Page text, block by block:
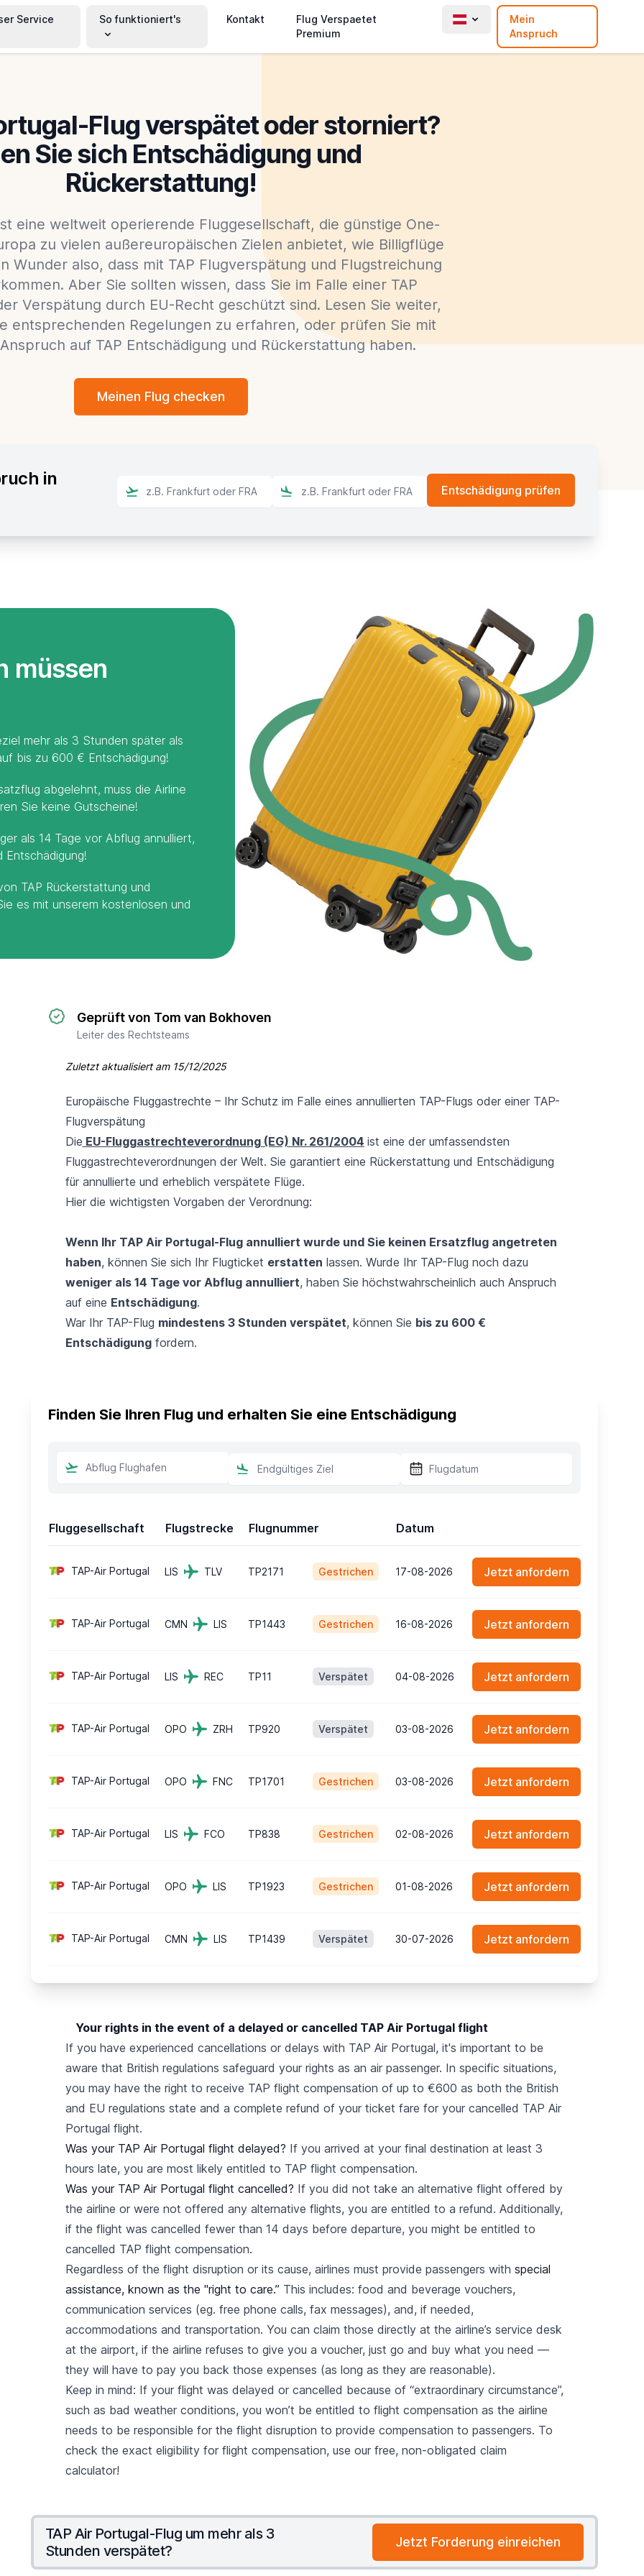
Service So funktioniert's Kontakt
Flug Verspaetet
Premium
Mein
Anspruch
Flug verspätet oder storniert?
Sie sich Entschädigung und
Rückerstattung!
eine weltweit operierende Fluggesellschaft, die günstige One-
zu vielen außereuropäischen Zielen anbietet, wie Billigflüge
Wunder also, dass mit TAP Flugverspätung und Flugstreichung
Aber Sie sollten wissen, dass Sie im Falle einer TAP
Verspätung durch EU-Recht geschützt sind. Lesen Sie weiter,
entsprechenden Regelungen zu erfahren, oder prüfen Sie mit
auf TAP Entschädigung und Rückerstattung haben.
Meinen Flug checken
in
müssen
mehr als 3 Stunden später als
bis zu 600 € Entschädigung!
abgelehnt, muss die Airline
Sie keine Gutscheine!
als 14 Tage vor Abflug annulliert,
TAP Rückerstattung und
es mit unserem kostenlosen und
Geprüft von Tom van Bokhoven
Leiter des Rechtsteams
Zuletzt aktualisiert am 15/12/2025
Europäische Fluggastrechte – Ihr Schutz im Falle eines annullierten TAP-Flugs oder einer TAP-
Flugverspätung
Die EU-Fluggastrechteverordnung (EG) Nr. 261/2004 ist eine der umfassendsten
Fluggastrechteverordnungen der Welt. Sie garantiert eine Rückerstattung und Entschädigung
für annullierte und erheblich verspätete Flüge.
Hier die wichtigsten Vorgaben der Verordnung:
Wenn Ihr TAP Air Portugal-Flug annulliert wurde und Sie keinen Ersatzflug angetreten
haben, können Sie sich Ihr Flugticket erstatten lassen. Wurde Ihr TAP-Flug noch dazu
weniger als 14 Tage vor Abflug annulliert, haben Sie höchstwahrscheinlich auch Anspruch
auf eine Entschädigung.
War Ihr TAP-Flug mindestens 3 Stunden verspätet, können Sie bis zu 600 €
Entschädigungfordern.
Finden Sie Ihren Flug und erhalten Sie eine Entschädigung
Fluggesellschaft Flugstrecke Flugnummer Datum
TAP-Air Portugal LIS TLV TP2171 Gestrichen 17-08-2026 Jetzt anfordern
TAP-Air Portugal CMN LIS TP1443 Gestrichen 16-08-2026 Jetzt anfordern
TAP-Air Portugal LIS REC TP11 Verspätet 04-08-2026 Jetzt anfordern
TAP-Air Portugal OPO ZRH TP920 Verspätet 03-08-2026 Jetzt anfordern
TAP-Air Portugal OPO FNC TP1701 Gestrichen 03-08-2026 Jetzt anfordern
TAP-Air Portugal LIS FCO TP838 Gestrichen 02-08-2026 Jetzt anfordern
TAP-Air Portugal OPO LIS TP1923 Gestrichen 01-08-2026 Jetzt anfordern
TAP-Air Portugal CMN LIS TP1439 Verspätet 30-07-2026 Jetzt anfordern
Your rights in the event of a delayed or cancelled TAP Air Portugal flight
If you have experienced cancellations or delays with TAP Air Portugal, it's important to be
aware that British regulations safeguard your rights as an air passenger. In specific situations,
you may have the right to receive TAP flight compensation of up to €600 as both the British
and EU regulations state and a complete refund of your ticket fare for your cancelled TAP Air
Portugal flight.
Was your TAP Air Portugal flight delayed? If you arrived at your final destination at least 3
hours late, you are most likely entitled to TAP flight compensation.
Was your TAP Air Portugal flight cancelled? If you did not take an alternative flight offered by
the airline or were not offered any alternative flights, you are entitled to a refund. Additionally,
if the flight was cancelled fewer than 14 days before departure, you might be entitled to
cancelled TAP flight compensation.
Regardless of the flight disruption or its cause, airlines must provide passengers with special
assistance, known as the "right to care.” This includes: food and beverage vouchers,
communication services (eg. free phone calls, fax messages), and, if needed,
accommodations and transportation. You can claim those directly at the airline’s service desk
at the airport, if the airline refuses to give you a voucher, just go and buy what you need —
they will have to pay you back those expenses (as long as they are reasonable).
Keep in mind: If your flight was delayed or cancelled because of “extraordinary circumstance”,
such as bad weather conditions, you won’t be entitled to flight compensation as the airline
needs to be responsible for the flight disruption to provide compensation to passengers. To
check the exact eligibility for flight compensation, use our free, non-obligated claim
calculator!
TAP Air Portugal-Flug um mehr als 3
Stunden verspätet?
Jetzt Forderung einreichen